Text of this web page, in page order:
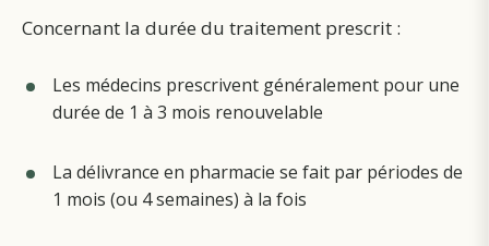
Concernant la durée du traitement prescrit :
Les médecins prescrivent généralement pour une
durée de 1 à 3 mois renouvelable
La délivrance en pharmacie se fait par périodes de
1 mois (ou 4 semaines) à la fois